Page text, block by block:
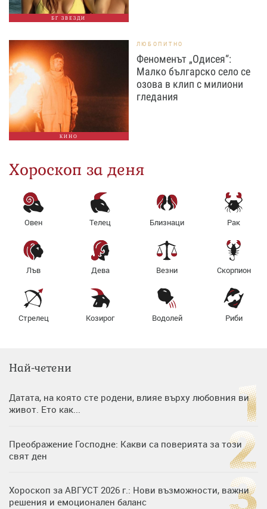
БГ ЗВЕЗДИ
КИНО
ЛЮБОПИТНО
Феноменът „Одисея“:
Малко българско село се
озова в клип с милиони
гледания
Хороскоп за деня
Овен Телец Близнаци Рак
Лъв Дева Везни Скорпион
Стрелец Козирог Водолей Риби
Най-четени
Датата, на която сте родени, влияе върху любовния ви
живот. Ето как...
Преображение Господне: Какви са поверията за този
свят ден
Хороскоп за АВГУСТ 2026 г.: Нови възможности, важни
решения и емоционален баланс